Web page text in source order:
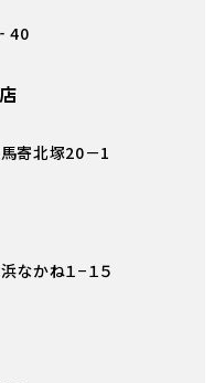
寄北塚20－1
なかね１−１５